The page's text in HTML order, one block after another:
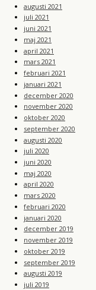
augusti 2021
juli 2021
juni 2021
maj 2021
april 2021
mars 2021
februari 2021
januari 2021
december 2020
november 2020
oktober 2020
september 2020
augusti 2020
juli 2020
juni 2020
maj 2020
april 2020
mars 2020
februari 2020
januari 2020
december 2019
november 2019
oktober 2019
september 2019
augusti 2019
juli 2019